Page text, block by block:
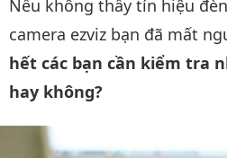
Nếu không thấy tín hiệu
camera ezviz bạn đã mất
hết các bạn cần kiểm tra
hay không?